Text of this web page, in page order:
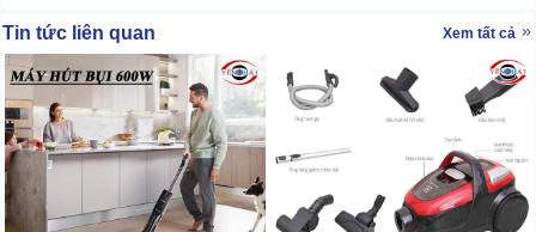
Tin tức liên quan Xem tất cả